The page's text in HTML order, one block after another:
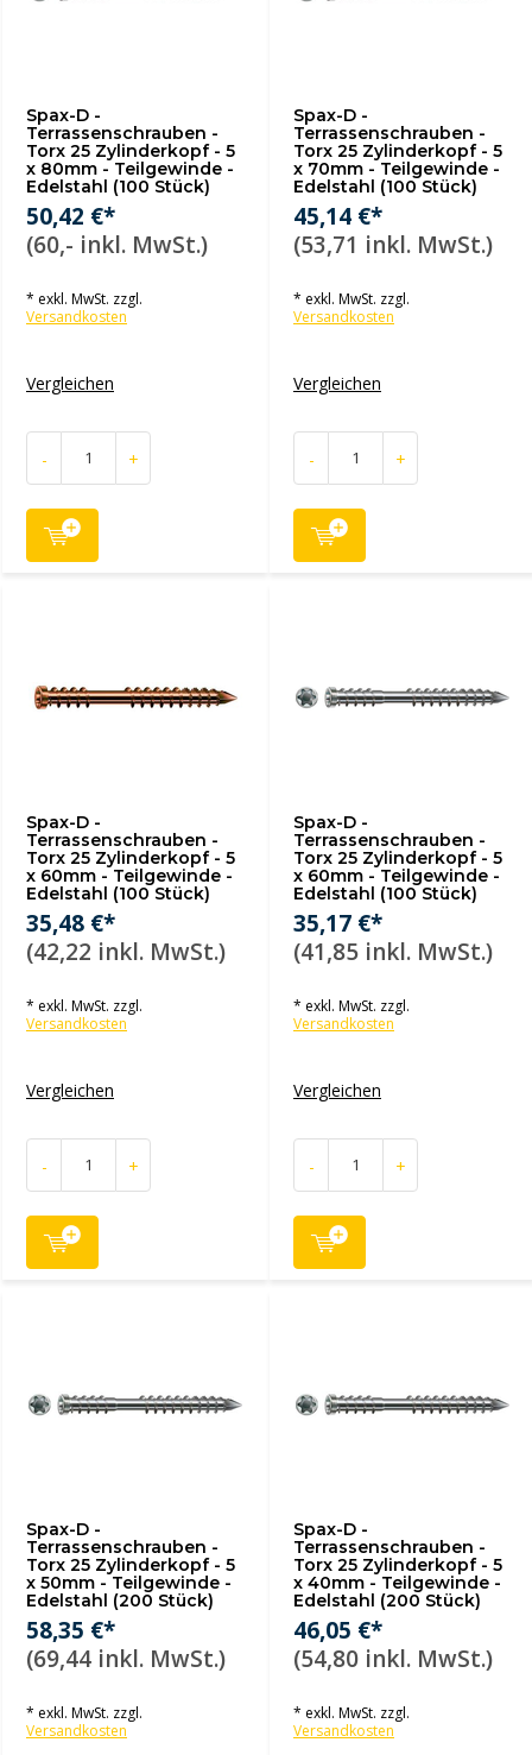
Spax-D -
Terrassenschrauben -
Torx 25 Zylinderkopf - 5
x 80mm - Teilgewinde -
Edelstahl (100 Stück)
50,42 €*
(60,- inkl. MwSt.)
* exkl. MwSt. zzgl.
Versandkosten
Vergleichen
- +
Spax-D -
Terrassenschrauben -
Torx 25 Zylinderkopf - 5
x 70mm - Teilgewinde -
Edelstahl (100 Stück)
45,14 €*
(53,71 inkl. MwSt.)
* exkl. MwSt. zzgl.
Versandkosten
Vergleichen
- +
Spax-D -
Terrassenschrauben -
Torx 25 Zylinderkopf - 5
x 60mm - Teilgewinde -
Edelstahl (100 Stück)
35,48 €*
(42,22 inkl. MwSt.)
* exkl. MwSt. zzgl.
Versandkosten
Vergleichen
- +
Spax-D -
Terrassenschrauben -
Torx 25 Zylinderkopf - 5
x 60mm - Teilgewinde -
Edelstahl (100 Stück)
35,17 €*
(41,85 inkl. MwSt.)
* exkl. MwSt. zzgl.
Versandkosten
Vergleichen
- +
Spax-D -
Terrassenschrauben -
Torx 25 Zylinderkopf - 5
x 50mm - Teilgewinde -
Edelstahl (200 Stück)
58,35 €*
(69,44 inkl. MwSt.)
* exkl. MwSt. zzgl.
Versandkosten
Spax-D -
Terrassenschrauben -
Torx 25 Zylinderkopf - 5
x 40mm - Teilgewinde -
Edelstahl (200 Stück)
46,05 €*
(54,80 inkl. MwSt.)
* exkl. MwSt. zzgl.
Versandkosten